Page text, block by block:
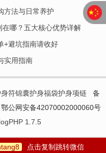
方法与日常养护
哪？五大核心优势详解
+避坑指南请收好
实用指南
符锦囊护身福袋护身项链备
鄂公网安备42070002000060号
1.7.5
点击复制跳转微信